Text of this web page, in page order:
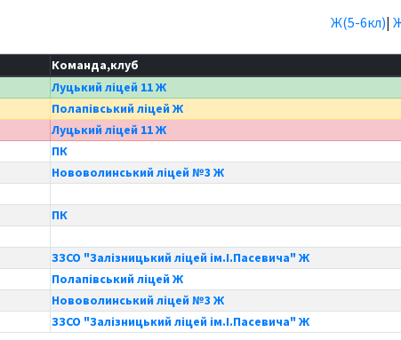
Ж(5-6кл)|
Команда,клуб
Луцький ліцей 11 Ж
Полапівський ліцей Ж
Луцький ліцей 11 Ж
ПК
Нововолинський ліцей №3 Ж
ПК
ЗЗСО "Залізницький ліцей ім.І.Пасевича" Ж
Полапівський ліцей Ж
Нововолинський ліцей №3 Ж
ЗЗСО "Залізницький ліцей ім.І.Пасевича" Ж